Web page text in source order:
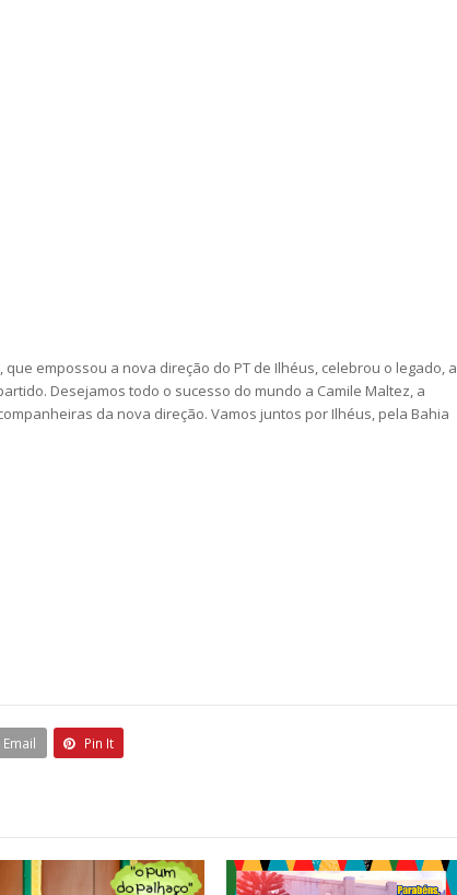
que empossou a nova direção do PT de Ilhéus, celebrou o legado, a
Desejamos todo o sucesso do mundo a Camile Maltez, a
da nova direção. Vamos juntos por Ilhéus, pela Bahia
Email Pin It